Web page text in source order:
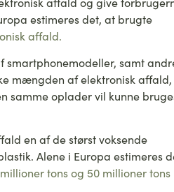
estimeres det, at brugte
affald.
samt
mængden af elektronisk
samme oplader vil kunne
en af de størst voksende
Alene i Europa estimeres
millioner tons og 50 millioner tons